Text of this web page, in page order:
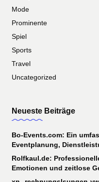
Mode
Prominente
Spiel
Sports
Travel
Uncategorized
Neueste Beiträge
Bo-Events.com: Ein
Eventplanung,
Rolfkaul.de:
Emotionen und zeitlose